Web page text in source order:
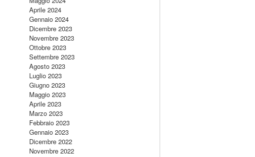
Aprile 2024
Gennaio 2024
Dicembre 2023
Novembre 2023
Ottobre 2023
Settembre 2023
Agosto 2023
Luglio 2023
Giugno 2023
Maggio 2023
Aprile 2023
Marzo 2023
Febbraio 2023
Gennaio 2023
Dicembre 2022
Novembre 2022